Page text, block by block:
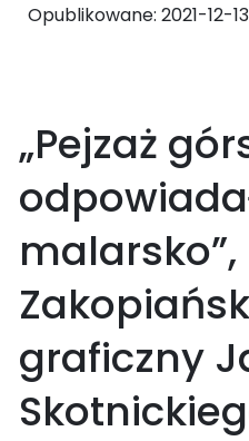
Opublikowane: 2021-12-13
„Pejzaż
malarsko”,
graficzny